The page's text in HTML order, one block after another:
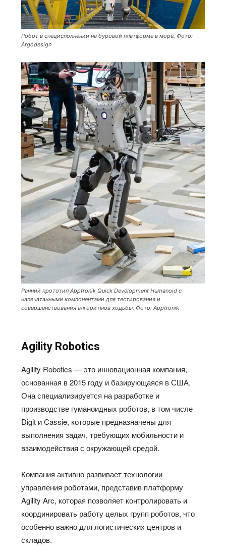
Робот в специсполнении на буровой платформе в море. Фото:
Argodesign
Ранний прототип Apptronik Quick Development Humanoid с
напечатанными компонентами для тестирования и
совершенствования алгоритмов ходьбы. Фото: Apptronik
Agility Robotics
Agility Robotics — это инновационная компания,
основанная в 2015 году и базирующаяся в США.
Она специализируется на разработке и
производстве гуманоидных роботов, в том числе
Digit и Cassie, которые предназначены для
выполнения задач, требующих мобильности и
взаимодействия с окружающей средой.
Компания активно развивает технологии
управления роботами, представив платформу
Agility Arc, которая позволяет контролировать и
координировать работу целых групп роботов, что
особенно важно для логистических центров и
складов.